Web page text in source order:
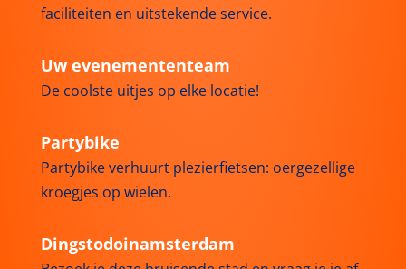
faciliteiten en uitstekende service.
Uw evenemententeam
De coolste uitjes op elke locatie!
Partybike
Partybike verhuurt plezierfietsen: oergezellige
kroegjes op wielen.
Dingstodoinamsterdam